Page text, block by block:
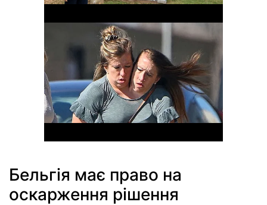
Бельгія має право на
оскарження рішення